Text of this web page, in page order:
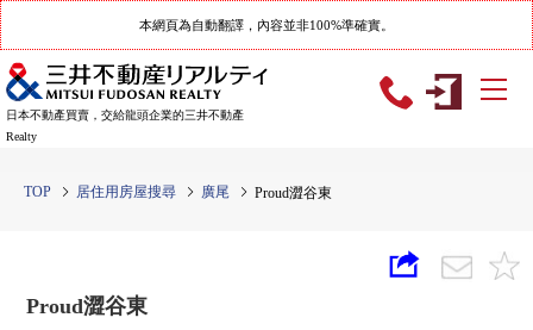
本網頁為自動翻譯，內容並非100%準確實。
日本不動產買賣，交給龍頭企業的三井不動產
Realty
TOP 居住用房屋搜尋 廣尾 Proud澀谷東
Proud澀谷東